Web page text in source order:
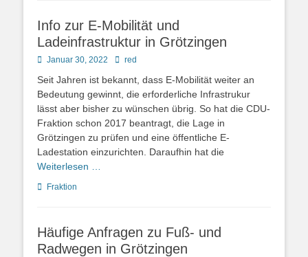
Info zur E-Mobilität und
Ladeinfrastruktur in Grötzingen
Posted
Januar 30, 2022 Autor
red
Seit Jahren ist bekannt, dass E-Mobilität weiter an
Bedeutung gewinnt, die erforderliche Infrastrukur
lässt aber bisher zu wünschen übrig. So hat die CDU-
Fraktion schon 2017 beantragt, die Lage in
Grötzingen zu prüfen und eine öffentliche E-
Ladestation einzurichten. Daraufhin hat die
Weiterlesen …
Kategorien
Fraktion
Häufige Anfragen zu Fuß- und
Radwegen in Grötzingen